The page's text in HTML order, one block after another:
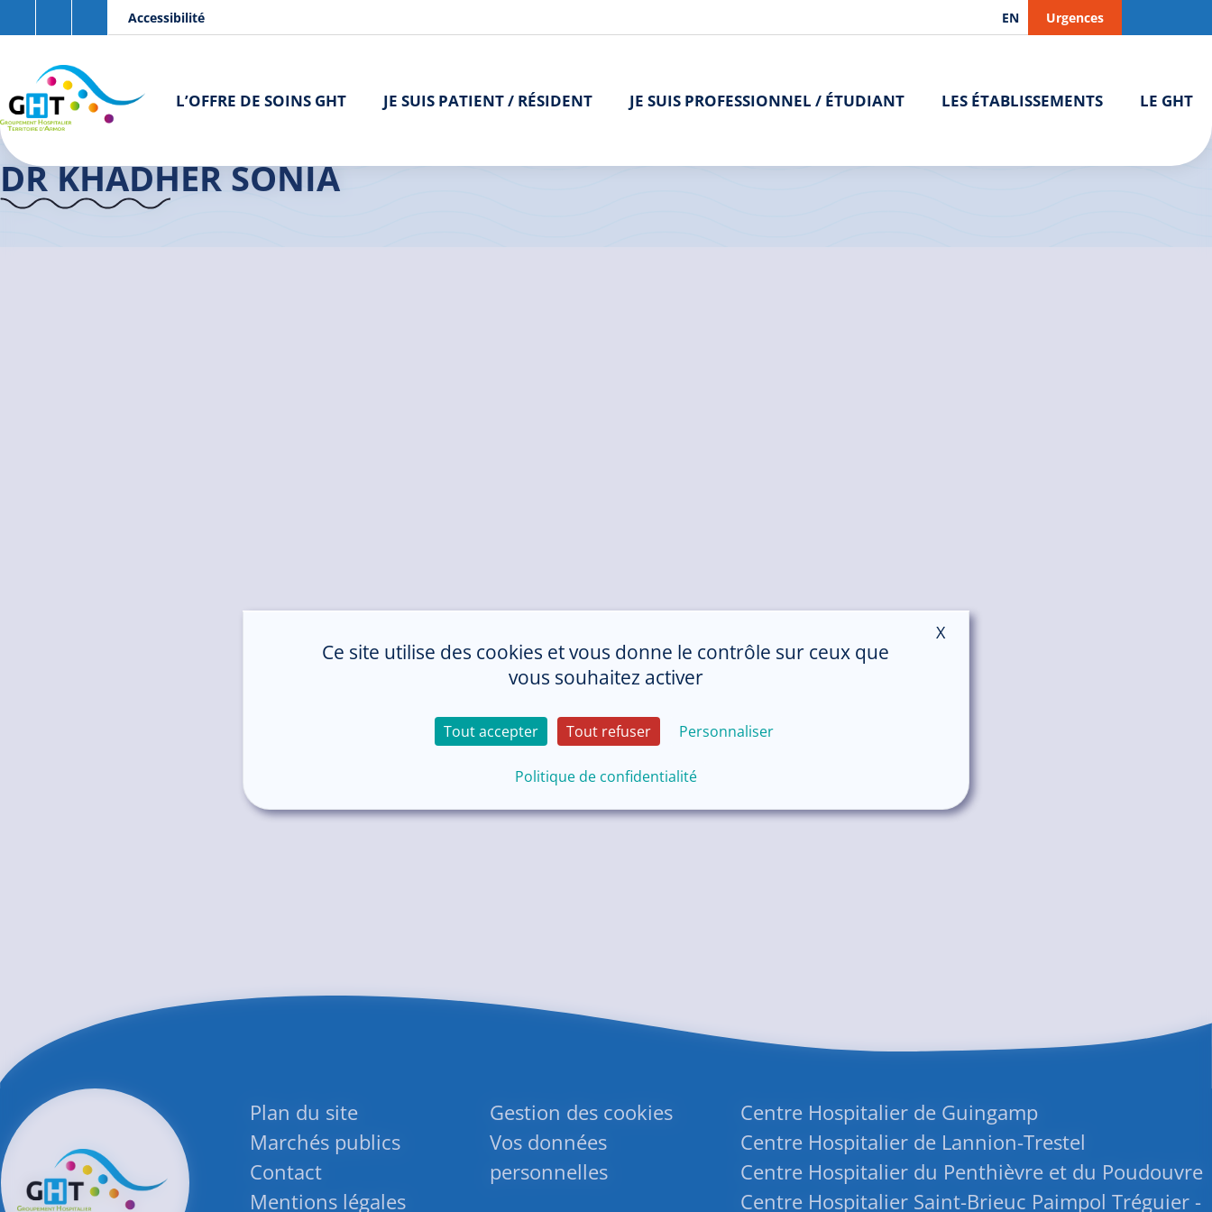
Aller au contenu principal
Accessibilité EN Urgences
L’OFFRE DE SOINS GHT JE SUIS PATIENT / RÉSIDENT JE SUIS PROFESSIONNEL / ÉTUDIANT LES ÉTABLISSEMENTS LE GHT
Accueil GHT> Praticiens Dr KHADHER Sonia
DR KHADHER SONIA
Plan du site
Marchés publics
Contact
Mentions légales
Gestion des cookies
Vos données
personnelles
Centre Hospitalier de Guingamp
Centre Hospitalier de Lannion-Trestel
Centre Hospitalier du Penthièvre et du Poudouvre
Centre Hospitalier Saint-Brieuc Paimpol Tréguier -
Panneau de gestion des cookies
Ce site utilise des cookies et vous donne le contrôle sur ceux que
vous souhaitez activer
Tout accepter Tout refuser Personnaliser
Politique de confidentialité
X